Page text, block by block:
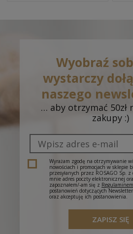
Wyobraź
wystarczy
naszego
… aby otrzymać 50zł
zakupy :)
Wyrażam zgodę na otrzymywanie
nowościach i promocjach w sklepie
przesyłanych przez ROSAGO Sp.
mnie adres poczty elektronicznej
zapoznałem/-am się z
postanowień dotyczących
oraz akceptuję ich postanowienia.
ZAPISZ SIĘ